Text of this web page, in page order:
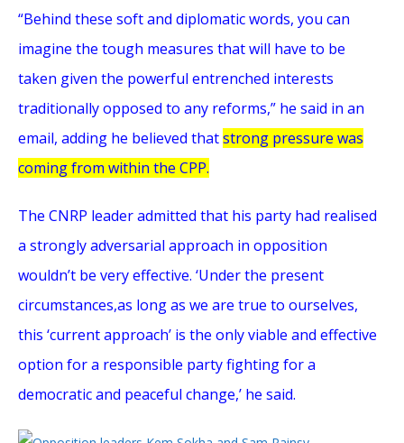
“Behind these soft and diplomatic words, you can
imagine the tough measures that will have to be
taken given the powerful entrenched interests
traditionally opposed to any reforms,” he said in an
email, adding he believed thatstrong pressure was
coming from within the CPP.
The CNRP leader admitted that his party had realised
a strongly adversarial approach in opposition
wouldn’t be very effective. ‘Under the present
circumstances,as long as we are true to ourselves,
this ‘current approach’ is the only viable and effective
option for a responsible party fighting for a
democratic and peaceful change,’ he said.